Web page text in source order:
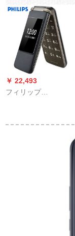
￥ 22,493
フィリップ
能机能机能を机械的